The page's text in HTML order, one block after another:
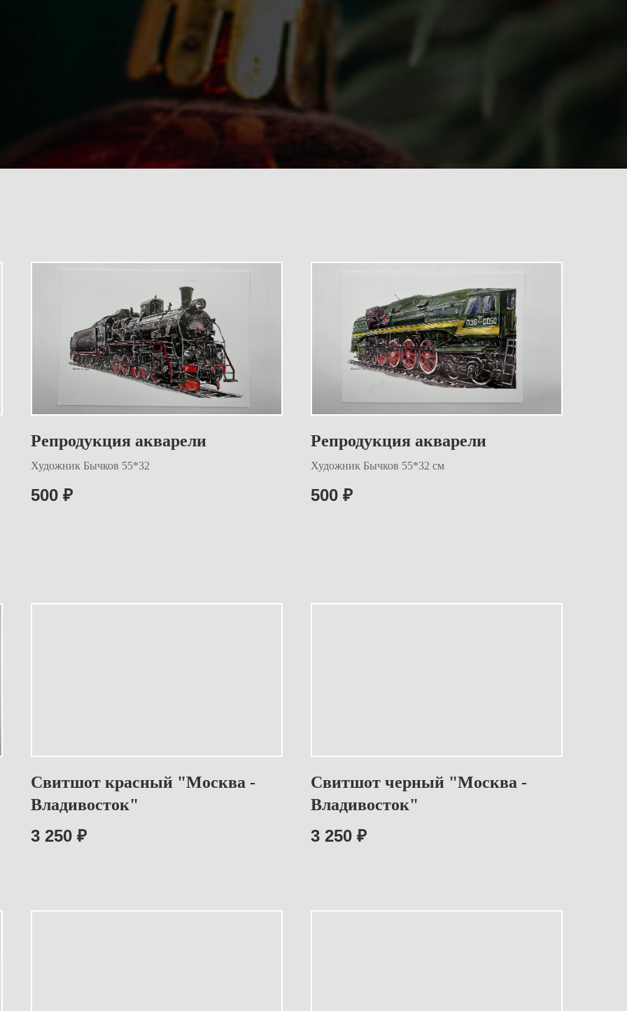
Репродукция акварели
Художник Бычков 55*32
500 ₽
Репродукция акварели
Художник Бычков 55*32 см
500 ₽
Свитшот красный "Москва -
Владивосток"
3 250 ₽
Свитшот черный "Москва -
Владивосток"
3 250 ₽